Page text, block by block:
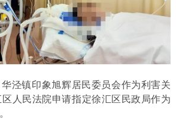
泾镇印象旭辉居民委员会作为利害关
人民法院申请指定徐汇区民政局作为